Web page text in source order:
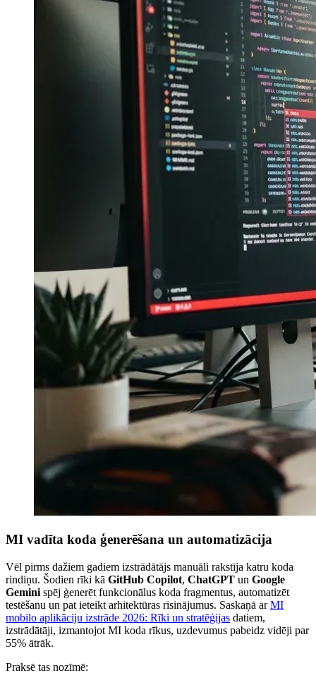
MI vadīta koda ģenerēšana un automatizācija
Vēl pirms dažiem gadiem izstrādātājs manuāli rakstīja katru koda
rindiņu. Šodien rīki kā GitHub Copilot, ChatGPT un Google
Gemini spēj ģenerēt funkcionālus koda fragmentus, automatizēt
testēšanu un pat ieteikt arhitektūras risinājumus. Saskaņā arMI
mobilo aplikāciju izstrāde 2026: Rīki un stratēģijas datiem,
izstrādātāji, izmantojot MI koda rīkus, uzdevumus pabeidz vidēji par
55% ātrāk.
Praksē tas nozīmē: